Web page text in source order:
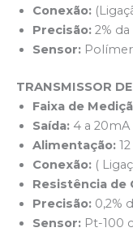
Conexão:
Precisão: 2% da
Sensor:
TRANSMISSOR
Faixa de
Saída: 4 a 20mA
Alimentação:
Conexão: (
Resistência de
Precisão: 0,2%
Sensor: Pt-100